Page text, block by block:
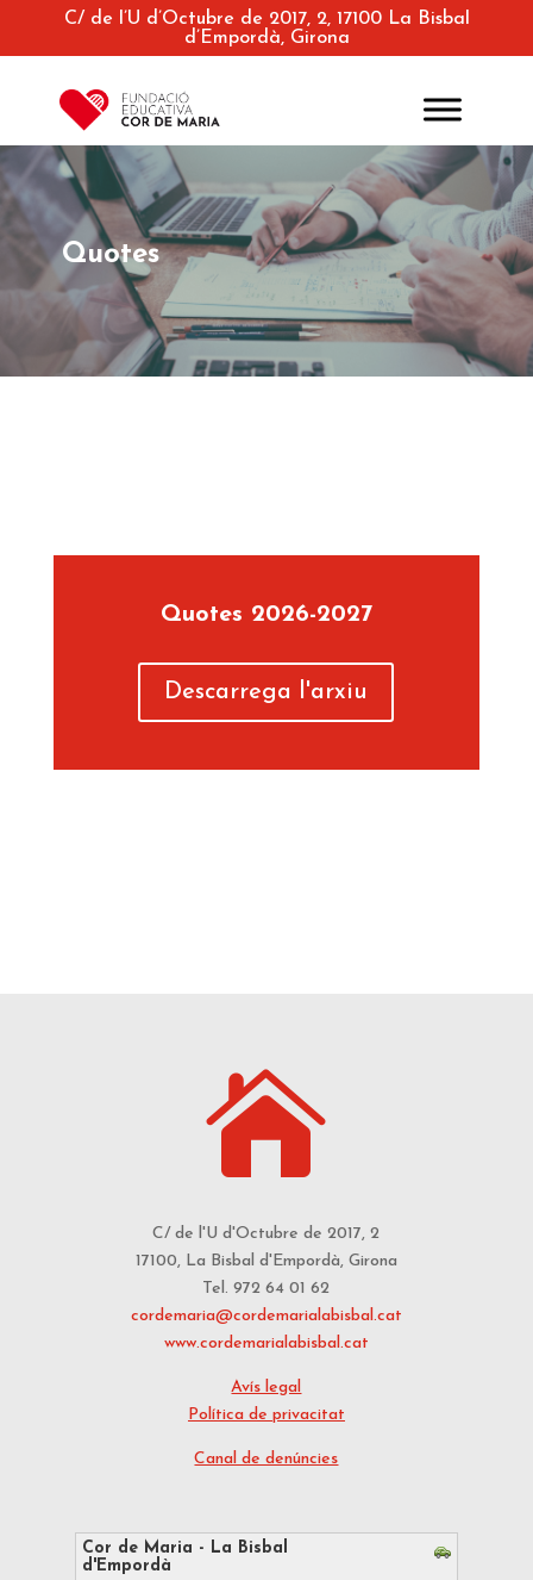
C/ de l’U d’Octubre de 2017, 2, 17100 La Bisbal
d’Empordà, Girona
Quotes
Quotes 2026-2027
Descarrega l'arxiu

C/ de l'U d'Octubre de 2017, 2
17100, La Bisbal d'Empordà, Girona
Tel. 972 64 01 62
cordemaria@cordemarialabisbal.cat
www.cordemarialabisbal.cat
Avís legal
Política de privacitat
Canal de denúncies
Cor de Maria - La Bisbal
d'Empordà